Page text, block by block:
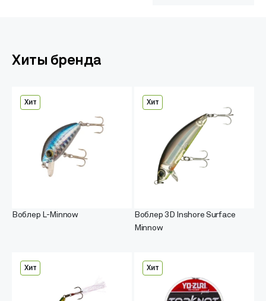
Хиты бренда
Хит
Воблер L-Minnow
Хит
Воблер 3D Inshore Surface
Minnow
Хит Хит